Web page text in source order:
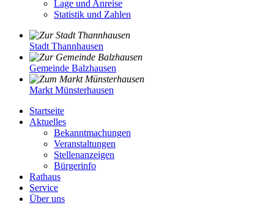
Lage und Anreise
Statistik und Zahlen
Stadt Thannhausen
Gemeinde Balzhausen
Markt Münsterhausen
Startseite
Aktuelles
Bekanntmachungen
Veranstaltungen
Stellenanzeigen
Bürgerinfo
Rathaus
Service
Über uns